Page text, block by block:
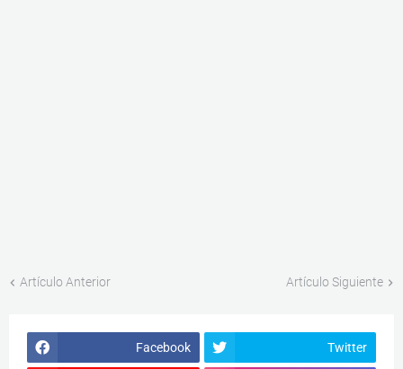
Artículo Anterior Artículo Siguiente
Facebook Twitter